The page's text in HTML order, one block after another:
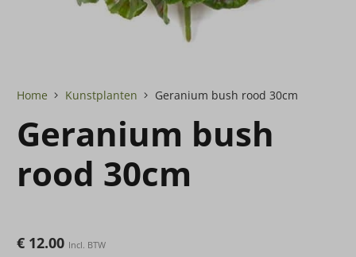
Home Kunstplanten Geranium bush rood 30cm
Geranium bush
rood 30cm
€ 12.00 Incl. BTW